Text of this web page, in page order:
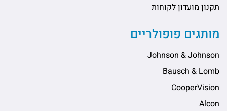
תקנון מועדון לקוחות
מותגים פופולריים
Johnson & Johnson
Bausch & Lomb
CooperVision
Alcon